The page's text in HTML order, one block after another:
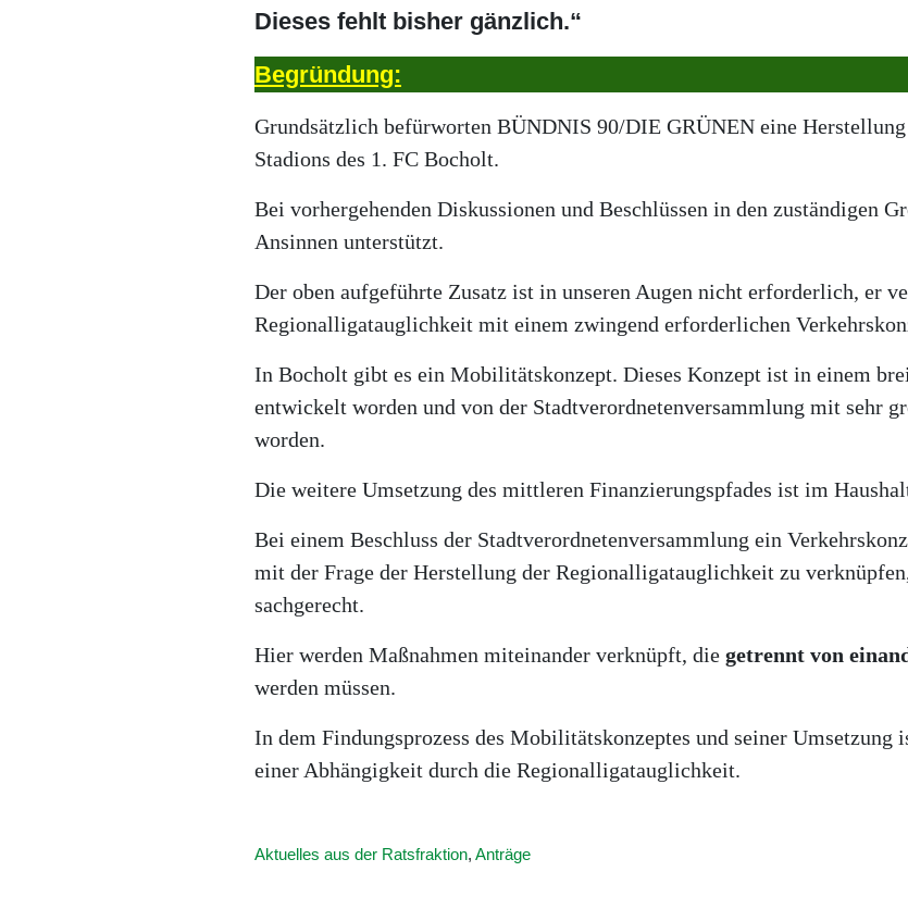
Dieses fehlt bisher gänzlich.“
Begründung:
Grundsätzlich befürworten BÜNDNIS 90/DIE GRÜNEN eine
Stadions des 1. FC Bocholt.
Bei vorhergehenden Diskussionen und Beschlüssen in den zuständigen
Ansinnen unterstützt.
Der oben aufgeführte Zusatz ist in unseren Augen nicht erforderlich, er
Regionalligatauglichkeit mit einem zwingend erforderlichen
In Bocholt gibt es ein Mobilitätskonzept. Dieses Konzept ist in einem
entwickelt worden und von der Stadtverordnetenversammlung mit sehr
worden.
Die weitere Umsetzung des mittleren Finanzierungspfades ist im
Bei einem Beschluss der Stadtverordnetenversammlung ein
mit der Frage der Herstellung der Regionalligatauglichkeit zu
sachgerecht.
Hier werden Maßnahmen miteinander verknüpft, die getrennt von
werden müssen.
In dem Findungsprozess des Mobilitätskonzeptes und seiner Umsetzung
einer Abhängigkeit durch die Regionalligatauglichkeit.
Aktuelles aus der Ratsfraktion, Anträge